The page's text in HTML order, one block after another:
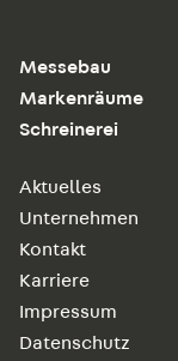
Messebau
Markenräume
Schreinerei
Aktuelles
Unternehmen
Kontakt
Karriere
Impressum
Datenschutz